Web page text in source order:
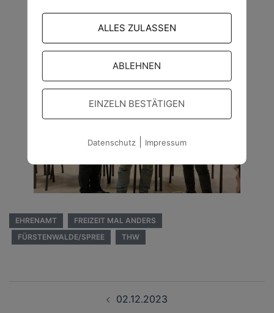
EHRENAMT
FREIZEIT MAL ANDERS
FÜRSTENWALDE/SPREE
THW
02.12.2023
ALLES ZULASSEN
ABLEHNEN
EINZELN BESTÄTIGEN
Datenschutz| Impressum